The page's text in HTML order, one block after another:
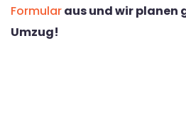
Formularaus und wir planen
Umzug!